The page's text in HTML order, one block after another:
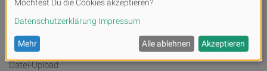
E-Mail
Datei-Upload